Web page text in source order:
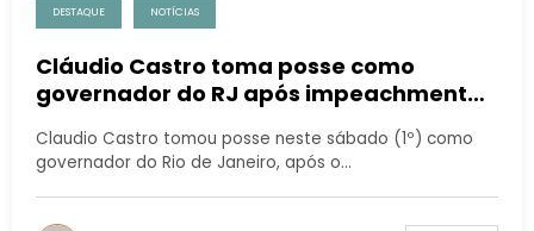
DESTAQUE NOTÍCIAS
Cláudio Castro toma posse como
governador do RJ após impeachment
Claudio Castro tomou posse neste sábado (1º) como
governador do Rio de Janeiro, após o…